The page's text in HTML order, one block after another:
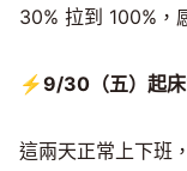
30% 拉到 100%，
⚡9/30（五）起
這兩天正常上下班